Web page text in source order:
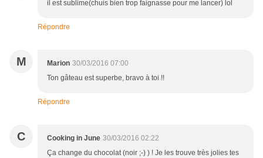
il est sublime(chuis bien trop faignasse pour me lancer) lol
Répondre
M Marion 30/03/2016 07:00
Ton gâteau est superbe, bravo à toi !!
Répondre
C Cooking in June 30/03/2016 02:22
Ça change du chocolat (noir ;-) ) ! Je les trouve très jolies tes